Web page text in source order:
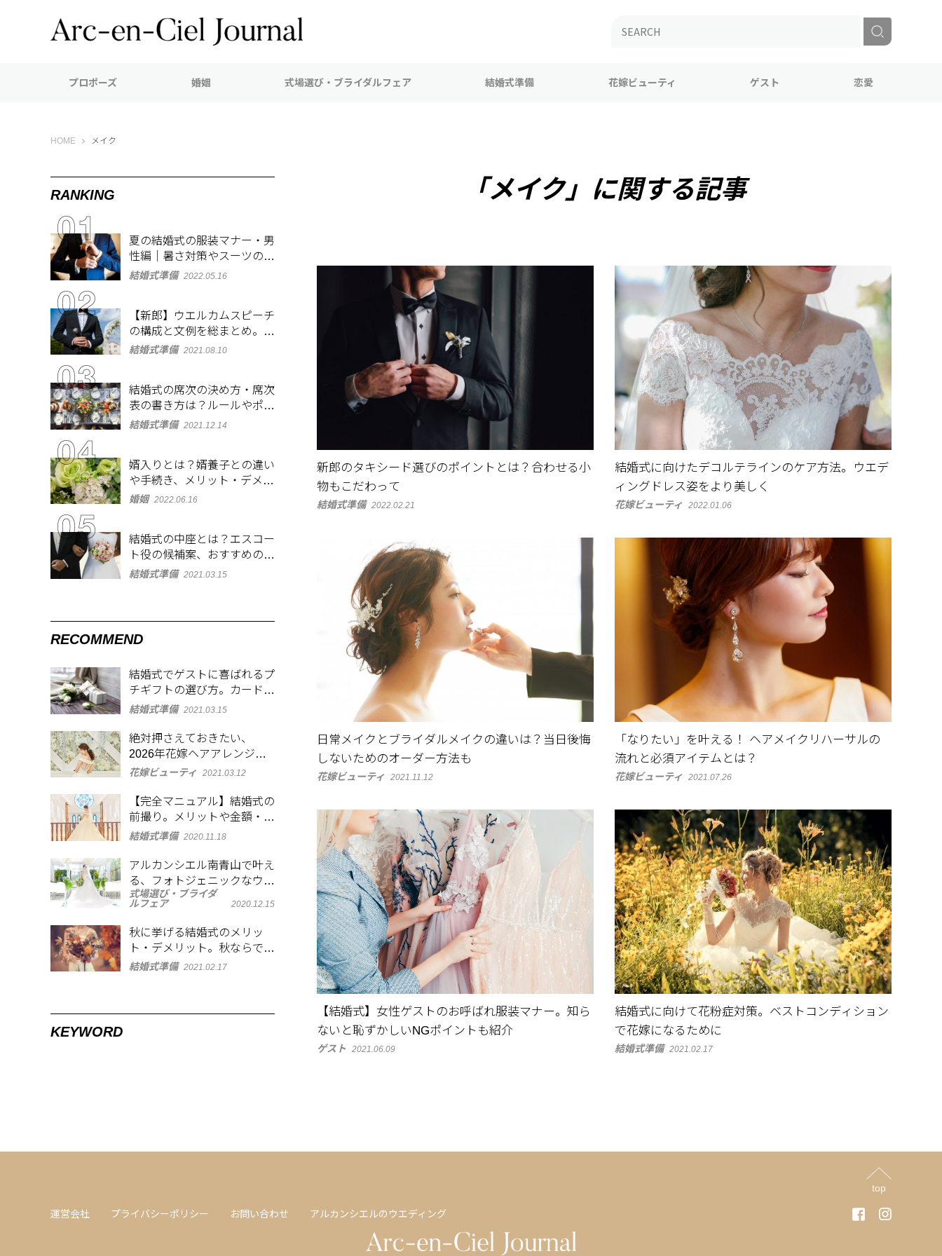
プロポーズ 婚姻 式場選び・ブライダルフェア 結婚式準備 花嫁ビューティ ゲスト 恋愛
HOME Arc-en-Ciel Journal（アルカンシエル ジャーナル）
メイク
「メイク」に関する記事
新郎のタキシード選びのポイントとは？合わせる小
物もこだわって
結婚式準備 2022.02.21
結婚式に向けたデコルテラインのケア方法。ウエデ
ィングドレス姿をより美しく
花嫁ビューティ 2022.01.06
日常メイクとブライダルメイクの違いは？当日後悔
しないためのオーダー方法も
花嫁ビューティ 2021.11.12
「なりたい」を叶える！ ヘアメイクリハーサルの
流れと必須アイテムとは？
花嫁ビューティ 2021.07.26
【結婚式】女性ゲストのお呼ばれ服装マナー。知ら
ないと恥ずかしいNGポイントも紹介
ゲスト 2021.06.09
結婚式に向けて花粉症対策。ベストコンディション
で花嫁になるために
結婚式準備 2021.02.17
RANKING
夏の結婚式の服装マナー・男
性編｜暑さ対策やスーツのお
しゃれな着こなしも紹介
結婚式準備 2022.05.16
【新郎】ウエルカムスピーチ
の構成と文例を総まとめ。緊
張しないコツも紹介
結婚式準備 2021.08.10
結婚式の席次の決め方・席次
表の書き方は？ルールやポイ
ントをチェック
結婚式準備 2021.12.14
婿入りとは？婿養子との違い
や手続き、メリット・デメリ
ットを紹介
婚姻 2022.06.16
結婚式の中座とは？エスコー
ト役の候補案、おすすめの演
出やBGMも紹介
結婚式準備 2021.03.15
RECOMMEND
結婚式でゲストに喜ばれるプ
チギフトの選び方。カードも
添えて感謝を表現
結婚式準備 2021.03.15
絶対押さえておきたい、
2026年花嫁ヘアアレンジ
3style
花嫁ビューティ 2021.03.12
【完全マニュアル】結婚式の
前撮り。メリットや金額・衣
裳の選び方など徹底解説
結婚式準備 2020.11.18
アルカンシエル南青山で叶え
る、フォトジェニックなウエ
ディング
式場選び・ブライダ
ルフェア
2020.12.15
秋に挙げる結婚式のメリッ
ト・デメリット。秋ならでは
の演出アイディアも
結婚式準備 2021.02.17
KEYWORD
top
運営会社 プライバシーポリシー お問い合わせ アルカンシエルのウエディング